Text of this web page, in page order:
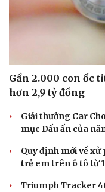
Gần 2.000 con ốc
hơn 2,9 tỷ đồng
Giải thưởng Car
mục Dấu ấn của
Quy định mới về
trẻ em trên ô tô từ
Triumph Tracker